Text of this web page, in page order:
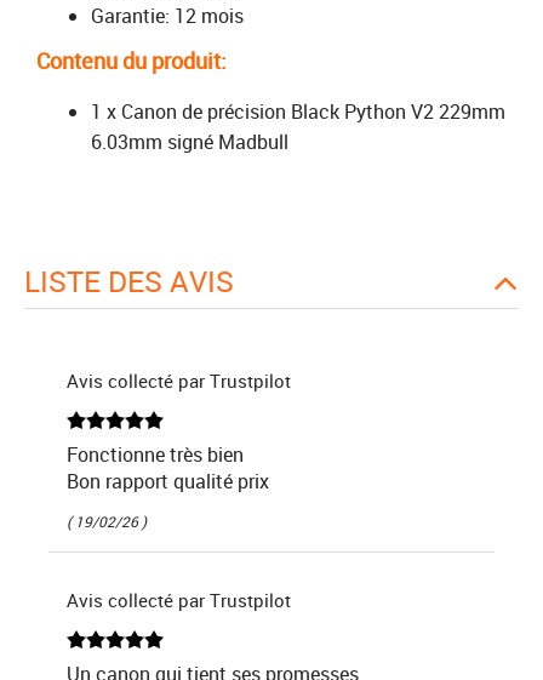
Garantie: 12 mois
Contenu du produit:
1 x Canon de précision Black Python V2 229mm
6.03mm signé Madbull
LISTE DES AVIS
Avis collecté par Trustpilot
Fonctionne très bien
Bon rapport qualité prix
( 19/02/26 )
Avis collecté par Trustpilot
Un canon qui tient ses promesses